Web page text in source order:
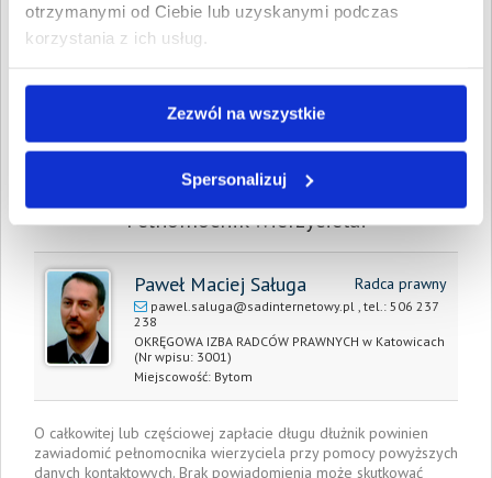
otrzymanymi od Ciebie lub uzyskanymi podczas
korzystania z ich usług.
Zezwól na wszystkie
Spersonalizuj
Całkowita
wartość wierzytelności:
1 128,80 PLN
Prawomocny nakaz
wyrok sądu z dnia:
5 listopada 2014
Data wystawienia: 9 lipca 2016
Pełnomocnik wierzyciela:
Paweł Maciej Saługa Radca prawny
pawel.saluga@sadinternetowy.pl , tel.: 506 237
238
OKRĘGOWA IZBA RADCÓW PRAWNYCH w Katowicach
(Nr wpisu: 3001)
Miejscowość: Bytom
O całkowitej lub częściowej zapłacie długu dłużnik powinien
zawiadomić pełnomocnika wierzyciela przy pomocy powyższych
danych kontaktowych. Brak powiadomienia może skutkować